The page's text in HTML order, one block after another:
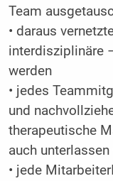
Team
• daraus
interdisziplinäre
werden
• jedes
und
therapeutische
auch unterlassen
• jede